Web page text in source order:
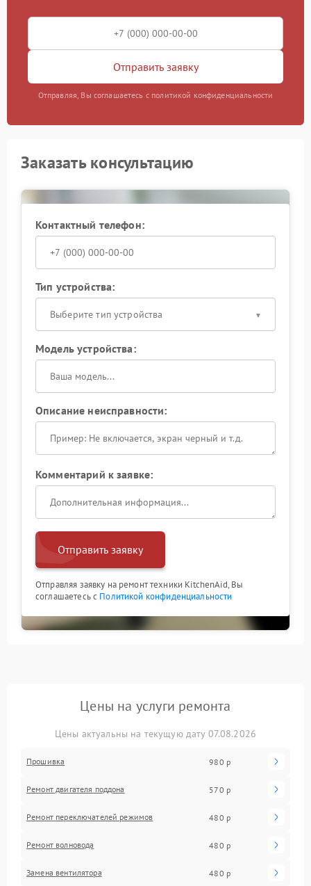
Отправить заявку
Отправляя, Вы соглашаетесь с политикой конфиденциальности
Заказать консультацию
Контактный телефон:
Тип устройства:
Выберите тип устройства
Модель устройства:
Описание неисправности:
Комментарий к заявке:
Отправить заявку
Отправляя заявку на ремонт техники KitchenAid, Вы
соглашаетесь с Политикой конфиденциальности
Цены на услуги ремонта
Цены актуальны на текущую дату 07.08.2026
Прошивка 980 р
Ремонт двигателя поддона 570 р
Ремонт переключателей режимов 480 р
Ремонт волновода 480 р
Замена вентилятора 480 р